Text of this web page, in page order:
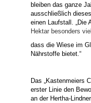
bleiben das ganze
ausschließlich
einen Laufstall. „Die
Hektar besonders
dass die Wiese im
Nährstoffe bietet.“
Das „Kastenmeiers
erster Linie den
an der Hertha-